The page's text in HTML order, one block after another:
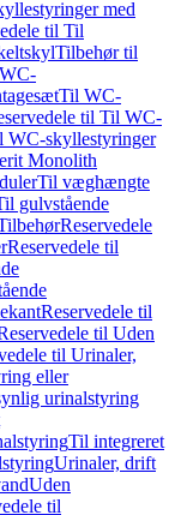
med
til Til
Tilbehør til
Til WC-
til Til WC-
WC-skyllestyringer
Monolith
Til væghængte
gulvstående
Reservedele
Reservedele til
Reservedele til
til Uden
til Urinaler,
eller
urinalstyring
Til integreret
Urinaler, drift
Uden
til